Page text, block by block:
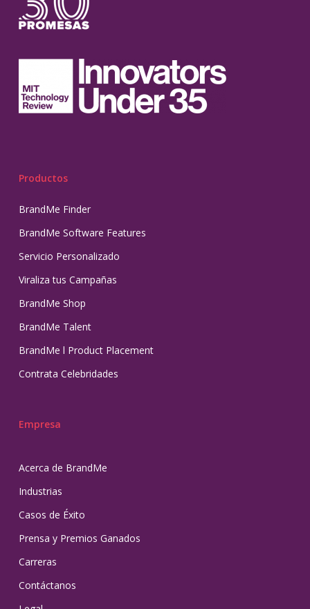
Productos
BrandMe Finder
BrandMe Software Features
Servicio Personalizado
Viraliza tus Campañas
BrandMe Shop
BrandMe Talent
BrandMe l Product Placement
Contrata Celebridades
Empresa
Acerca de BrandMe
Industrias
Casos de Éxito
Prensa y Premios Ganados
Carreras
Contáctanos